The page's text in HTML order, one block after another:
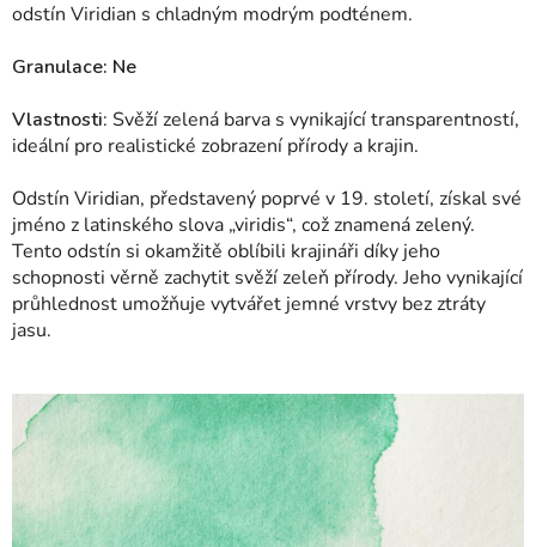
odstín Viridian s chladným modrým podténem.
Granulace: Ne
Vlastnosti: Svěží zelená barva s vynikající transparentností,
ideální pro realistické zobrazení přírody a krajin.
Odstín Viridian, představený poprvé v 19. století, získal své
jméno z latinského slova „viridis“, což znamená zelený.
Tento odstín si okamžitě oblíbili krajináři díky jeho
schopnosti věrně zachytit svěží zeleň přírody. Jeho vynikající
průhlednost umožňuje vytvářet jemné vrstvy bez ztráty
jasu.